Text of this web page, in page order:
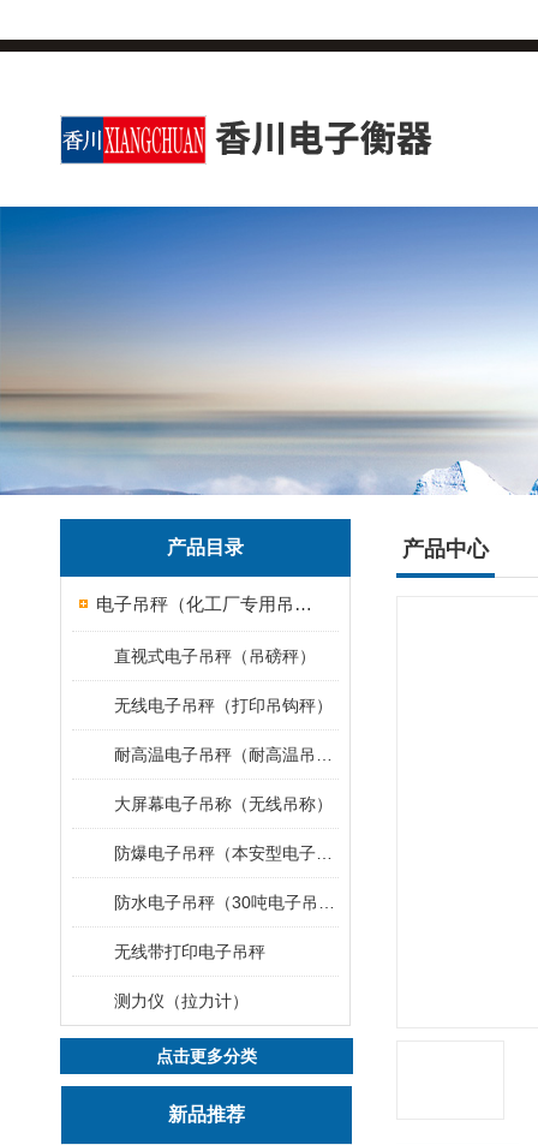
产品目录
电子吊秤（化工厂专用吊秤）
直视式电子吊秤（吊磅秤）
无线电子吊秤（打印吊钩秤）
大屏幕电子吊称（无线吊称）
无线带打印电子吊秤
测力仪（拉力计）
点击更多分类
新品推荐
产品中心